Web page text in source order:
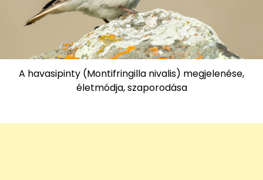
A havasipinty (Montifringilla nivalis) megjelenése,
életmódja, szaporodása